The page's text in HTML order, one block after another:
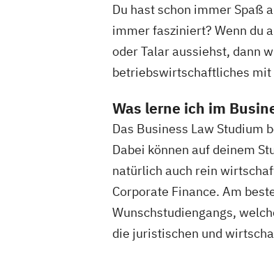
Du hast schon immer Spaß
immer fasziniert? Wenn du
oder Talar aussiehst, dann
betriebswirtschaftliches mit
Was lerne ich im
Das Business Law
Dabei können auf deinem
natürlich auch rein
Corporate Finance. Am
Wunschstudiengangs,
die juristischen und